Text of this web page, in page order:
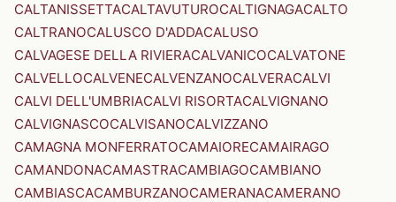
CALTANISSETTACALTAVUTUROCALTIGNAGACALTO
CALTRANOCALUSCO D'ADDACALUSO
CALVAGESE DELLA RIVIERACALVANICOCALVATONE
CALVELLOCALVENECALVENZANOCALVERACALVI
CALVI DELL'UMBRIACALVI RISORTACALVIGNANO
CALVIGNASCOCALVISANOCALVIZZANO
CAMAGNA MONFERRATOCAMAIORECAMAIRAGO
CAMANDONACAMASTRACAMBIAGOCAMBIANO
CAMBIASCACAMBURZANOCAMERANACAMERANO